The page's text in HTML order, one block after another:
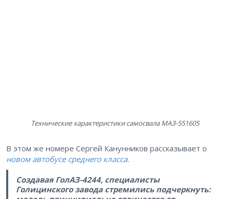
Технические характеристики самосвала МАЗ-551605
В этом же номере Сергей Канунников рассказывает о
новом автобусе среднего класса.
Создавая ГолАЗ-4244, специалисты
Голицинского завода стремились подчеркнуть: